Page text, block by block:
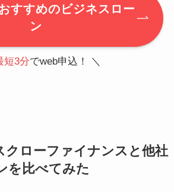
すすめのビジネスロー
ン
短3分でweb申込！ ＼
クローファイナンスと他社
を比べてみた